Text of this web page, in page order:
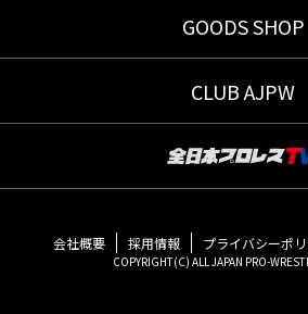
GOODS SHOP
CLUB AJPW
会社概要 採用情報 プライバシーポ
COPYRIGHT(C) ALL JAPAN PRO-